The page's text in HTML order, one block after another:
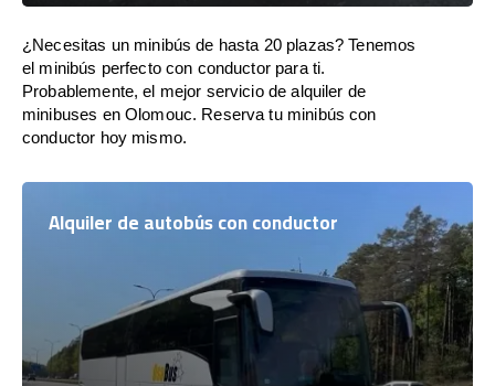
¿Necesitas un minibús de hasta 20 plazas? Tenemos
el minibús perfecto con conductor para ti.
Probablemente, el mejor servicio de alquiler de
minibuses en Olomouc. Reserva tu minibús con
conductor hoy mismo.
Alquiler de autobús con conductor